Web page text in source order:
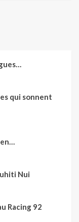
qui sonnent
Nui
Racing 92